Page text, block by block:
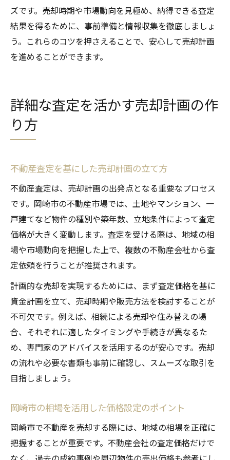
ズです。売却時期や市場動向を見極め、納得できる査定
結果を得るために、事前準備と情報収集を徹底しましょ
う。これらのコツを押さえることで、安心して売却計画
を進めることができます。
詳細な査定を活かす売却計画の作
り方
不動産査定を基にした売却計画の立て方
不動産査定は、売却計画の出発点となる重要なプロセス
です。岡崎市の不動産市場では、土地やマンション、一
戸建てなど物件の種別や築年数、立地条件によって査定
価格が大きく変動します。査定を受ける際は、地域の相
場や市場動向を把握した上で、複数の不動産会社から査
定依頼を行うことが推奨されます。
計画的な売却を実現するためには、まず査定価格を基に
資金計画を立て、売却時期や販売方法を検討することが
不可欠です。例えば、相続による売却や住み替えの場
合、それぞれに適したタイミングや手続きが異なるた
め、専門家のアドバイスを活用するのが安心です。売却
の流れや必要な書類も事前に確認し、スムーズな取引を
目指しましょう。
岡崎市の相場を活用した価格設定のポイント
岡崎市で不動産を売却する際には、地域の相場を正確に
把握することが重要です。不動産会社の査定価格だけで